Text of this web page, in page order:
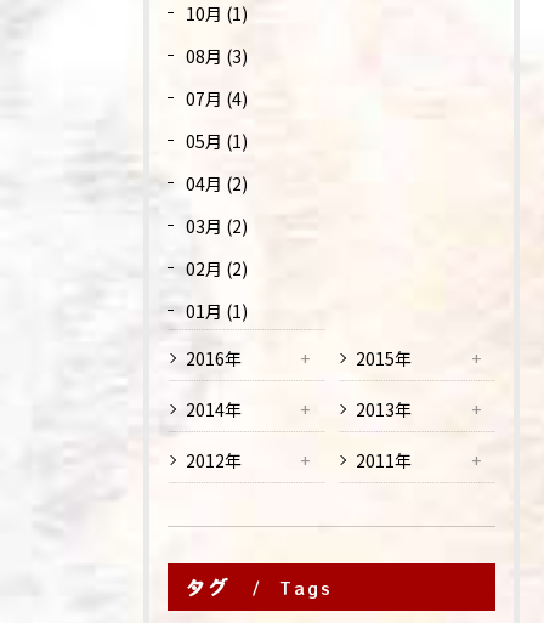
10月 (1)
08月 (3)
07月 (4)
05月 (1)
04月 (2)
03月 (2)
02月 (2)
01月 (1)
2016年 2015年
2014年 2013年
2012年 2011年
タグ Tags